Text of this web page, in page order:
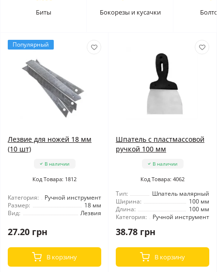
Биты Бокорезы и кусачки
Популярный
Лезвие для ножей 18 мм
(10 шт)
В наличии
Код Товара: 1812
Категория:
Ручной инструмент
Размер:
18 мм
Вид:
Лезвия
27.20 грн
В корзину
Шпатель с пластмассовой
ручкой 100 мм
В наличии
Код Товара: 4062
Тип:
Шпатель малярный
Ширина:
100 мм
Длина:
100 мм
Категория:
Ручной инструмент
38.78 грн
В корзину